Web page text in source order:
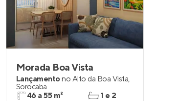
Morada Boa Vista
Lançamentono Alto da Boa Vista,
Sorocaba
46 a 55 m²
1 e 2